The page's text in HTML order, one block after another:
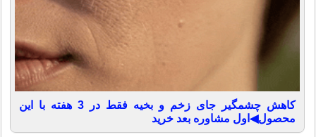
کاهش چشمگیر جای زخم و بخیه فقط در 3 هفته با این
محصول◀اول مشاوره بعد خرید